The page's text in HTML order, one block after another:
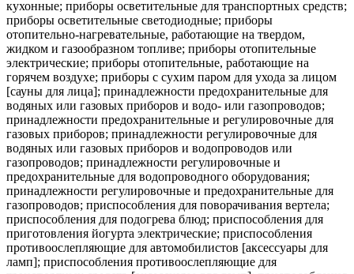
кухонные; приборы осветительные для транспортных средств;
приборы осветительные светодиодные; приборы
отопительно-нагревательные, работающие на твердом,
жидком и газообразном топливе; приборы отопительные
электрические; приборы отопительные, работающие на
горячем воздухе; приборы с сухим паром для ухода за лицом
[сауны для лица]; принадлежности предохранительные для
водяных или газовых приборов и водо- или газопроводов;
принадлежности предохранительные и регулировочные для
газовых приборов; принадлежности регулировочные для
водяных или газовых приборов и водопроводов или
газопроводов; принадлежности регулировочные и
предохранительные для водопроводного оборудования;
принадлежности регулировочные и предохранительные для
газопроводов; приспособления для поворачивания вертела;
приспособления для подогрева блюд; приспособления для
приготовления йогурта электрические; приспособления
противоослепляющие для автомобилистов [аксессуары для
ламп]; приспособления противоослепляющие для